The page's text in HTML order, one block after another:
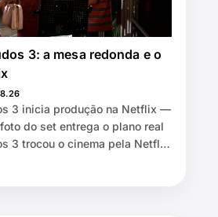
3: a mesa redonda e o
3 inicia produção na Netflix —
do set entrega o plano real
3 trocou o cinema pela Netflix
…